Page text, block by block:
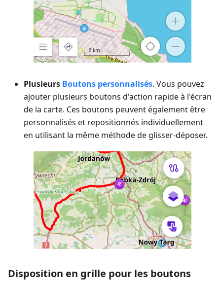
Plusieurs Boutons personnalisés. Vous pouvez
ajouter plusieurs boutons d'action rapide à l'écran
de la carte. Ces boutons peuvent également être
personnalisés et repositionnés individuellement
en utilisant la même méthode de glisser-déposer.
Disposition en grille pour les boutons